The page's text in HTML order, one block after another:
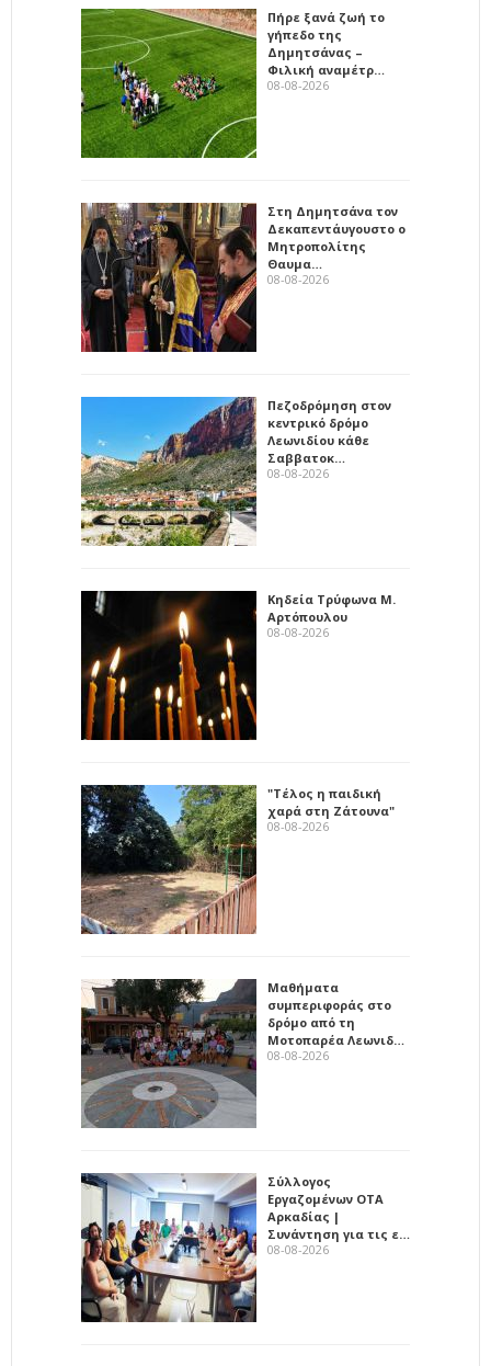
Πήρε ξανά ζωή το
γήπεδο της
Δημητσάνας –
Φιλική αναμέτρ…
08-08-2026
Στη Δημητσάνα τον
Δεκαπεντάυγουστο ο
Μητροπολίτης
Θαυμα…
08-08-2026
Πεζοδρόμηση στον
κεντρικό δρόμο
Λεωνιδίου κάθε
Σαββατοκ…
08-08-2026
Κηδεία Τρύφωνα Μ.
Αρτόπουλου
08-08-2026
"Τέλος η παιδική
χαρά στη Ζάτουνα"
08-08-2026
Μαθήματα
συμπεριφοράς στο
δρόμο από τη
Μοτοπαρέα Λεωνιδ…
08-08-2026
Σύλλογος
Εργαζομένων ΟΤΑ
Αρκαδίας |
Συνάντηση για τις ε…
08-08-2026